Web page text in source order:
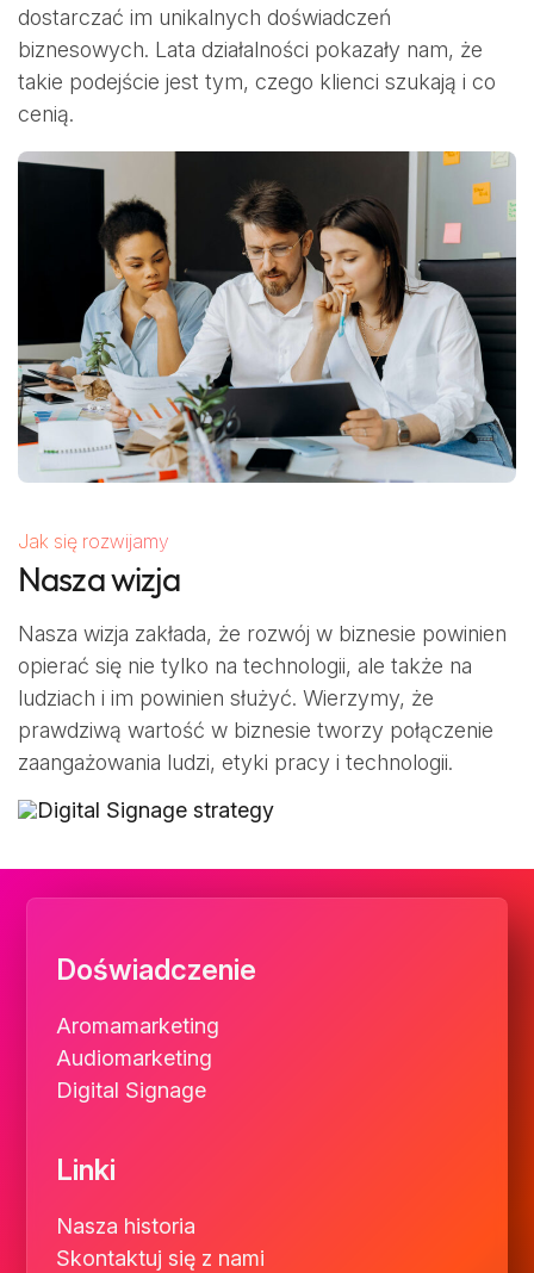
dostarczać im unikalnych doświadczeń
biznesowych. Lata działalności pokazały nam, że
takie podejście jest tym, czego klienci szukają i co
cenią.
Jak się rozwijamy
Nasza wizja
Nasza wizja zakłada, że rozwój w biznesie powinien
opierać się nie tylko na technologii, ale także na
ludziach i im powinien służyć. Wierzymy, że
prawdziwą wartość w biznesie tworzy połączenie
zaangażowania ludzi, etyki pracy i technologii.
Doświadczenie
Aromamarketing
Audiomarketing
Digital Signage
Linki
Nasza historia
Skontaktuj się z nami